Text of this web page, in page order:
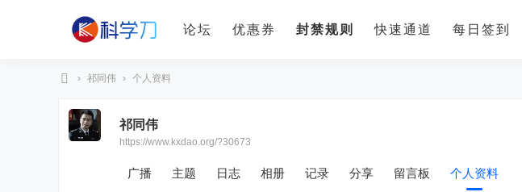
论坛 优惠券 封禁规则 快速通道 每日签到
学
› 祁同伟 › 个人资料
祁同伟
https://www.kxdao.org/?30673
广播 主题 日志 相册 记录 分享 留言板 个人资料